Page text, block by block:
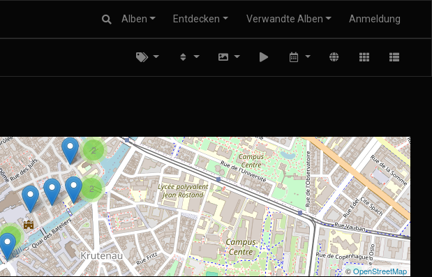
Alben Entdecken Verwandte Alben Anmeldung
2
2
6
©OpenStreetMap